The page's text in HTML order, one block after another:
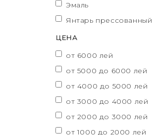
Эмаль
Янтарь прессованный
ЦЕНА
от 6000 лей
от 5000 до 6000 лей
от 4000 до 5000 лей
от 3000 до 4000 лей
от 2000 до 3000 лей
от 1000 до 2000 лей